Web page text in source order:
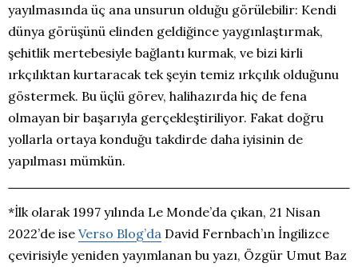
yayılmasında üç ana unsurun olduğu görülebilir: Kendi
dünya görüşünü elinden geldiğince yaygınlaştırmak,
şehitlik mertebesiyle bağlantı kurmak, ve bizi kirli
ırkçılıktan kurtaracak tek şeyin temiz ırkçılık olduğunu
göstermek. Bu üçlü görev, halihazırda hiç de fena
olmayan bir başarıyla gerçekleştiriliyor. Fakat doğru
yollarla ortaya konduğu takdirde daha iyisinin de
yapılması mümkün.
*İlk olarak 1997 yılında Le Monde’da çıkan, 21 Nisan
2022’de ise Verso Blog’da David Fernbach’ın İngilizce
çevirisiyle yeniden yayımlanan bu yazı, Özgür Umut Baz